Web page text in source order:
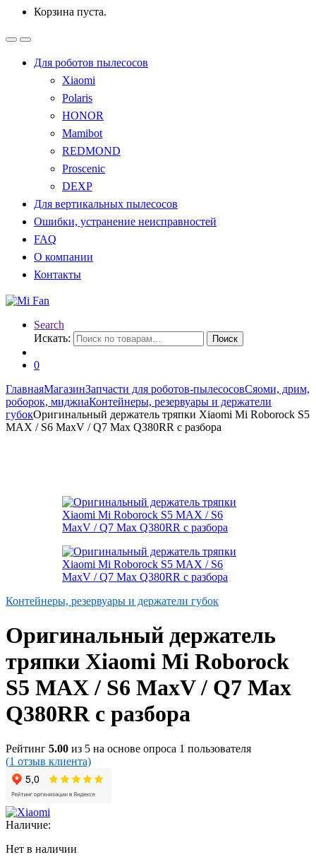
Корзина пуста.
Для роботов пылесосов
Xiaomi
Polaris
HONOR
Mamibot
REDMOND
Proscenic
DEXP
Для вертикальных пылесосов
Ошибки, устранение неисправностей
FAQ
О компании
Контакты
Search
Искать:
Поиск
0
ГлавнаяМагазинЗапчасти для роботов-пылесосовСяоми, дрим,
роборок, миджиаКонтейнеры, резервуары и держатели
губокОригинальный держатель тряпки Xiaomi Mi Roborock S5
MAX / S6 MaxV / Q7 Max Q380RR с разбора
Контейнеры, резервуары и держатели губок
Оригинальный держатель
тряпки Xiaomi Mi Roborock
S5 MAX / S6 MaxV / Q7 Max
Q380RR с разбора
Рейтинг 5.00 из 5 на основе опроса 1 пользователя
(1 отзыв клиента)
Наличие:
Нет в наличии